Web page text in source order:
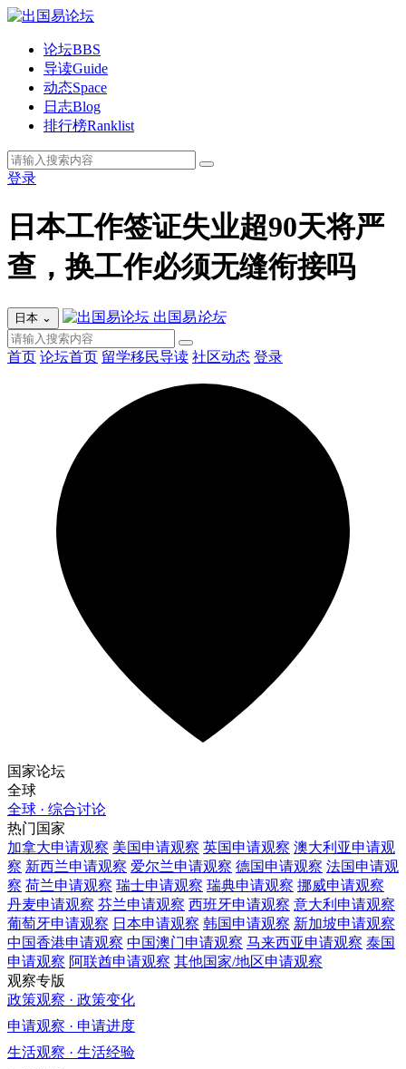
论坛BBS
导读Guide
动态Space
日志Blog
排行榜Ranklist
登录
日本工作签证失业超90天将严
查，换工作必须无缝衔接吗
日本 ⌄ 出国易论坛
首页 论坛首页 留学移民导读 社区动态 登录
国家论坛
全球
全球 · 综合讨论
热门国家
加拿大申请观察 美国申请观察 英国申请观察 澳大利亚申请观
察 新西兰申请观察 爱尔兰申请观察 德国申请观察 法国申请观
察 荷兰申请观察 瑞士申请观察 瑞典申请观察 挪威申请观察
丹麦申请观察 芬兰申请观察 西班牙申请观察 意大利 申请观察
葡萄牙申请观察 日本申请观察 韩国申请观察 新加坡申请观察
中国香港申请观察 中国澳门申请观察 马来西亚申请观察 泰国
申请观察 阿联酋申请观察 其他国家/地区申请观察
观察专版
政策观察 · 政策变化
申请观察 · 申请进度
生活观察 · 生活经验